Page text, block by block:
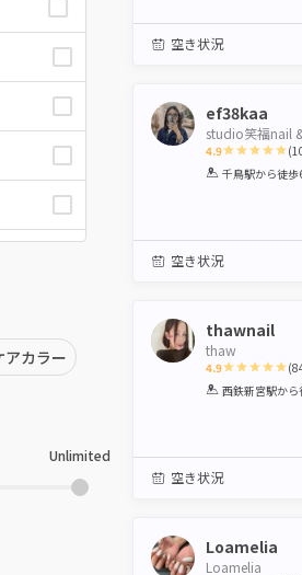
アカラー
Unlimited
空き状況
ef38kaa
studio笑福nail
4.9
1 2 3 4 5
(
千鳥駅から徒歩
空き状況
thawnail
thaw
4.9
1 2 3 4 5
(
西鉄新宮駅か
空き状況
Loamelia
Loamelia